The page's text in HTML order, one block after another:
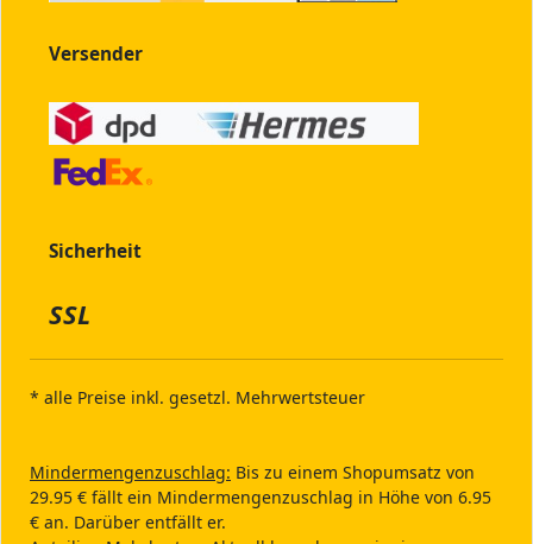
Versender
Sicherheit
SSL
* alle Preise inkl. gesetzl. Mehrwertsteuer
Mindermengenzuschlag: Bis zu einem Shopumsatz von
29.95 € fällt ein Mindermengenzuschlag in Höhe von 6.95
€ an. Darüber entfällt er.